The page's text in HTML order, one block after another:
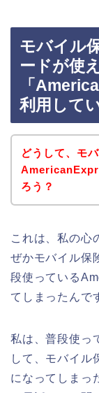
モバイル
ードが使
「
利用して
どうして、モ
ろう？
これは、私の心
ぜかモバイル保
段使っている
てしまったんで
私は、普段使っ
して、モバイル
になってしまっ